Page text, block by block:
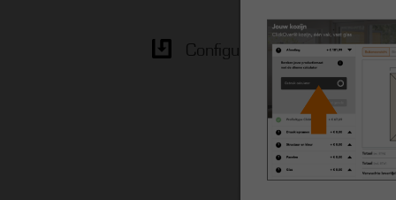
Configuratie Opslaan